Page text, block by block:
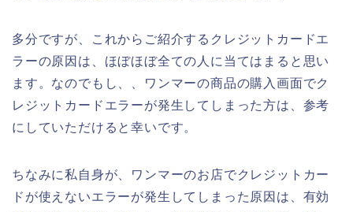
多分ですが、これからご紹介するクレジットカードエ
ラーの原因は、ほぼほぼ全ての人に当てはまると思い
ます。なのでもし、、ワンマーの商品の購入画面でク
レジットカードエラーが発生してしまった方は、参考
にしていただけると幸いです。
ちなみに私自身が、ワンマーのお店でクレジットカー
ドが使えないエラーが発生してしまった原因は、有効